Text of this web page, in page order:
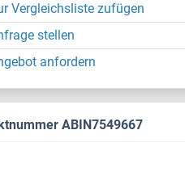
Vergleichsliste zufügen
stellen
anfordern
ABIN7549667